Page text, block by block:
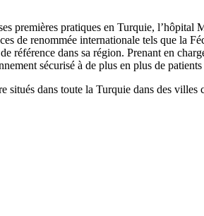
premières pratiques en Turquie, l’hôpital
de renommée internationale tels que la
dans sa région. Prenant en
sécurisé à de plus en plus de patients
dans toute la Turquie dans des